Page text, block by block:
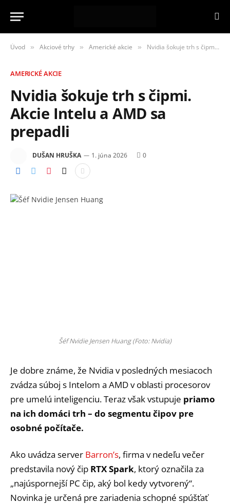
Úvod » Akciové trhy » Americké akcie » Nvidia šokuje trh s čipmi. Akcie Intelu a AMD sa prepadli
AMERICKÉ AKCIE
Nvidia šokuje trh s čipmi.
Akcie Intelu a AMD sa
prepadli
DUŠAN HRUŠKA 1. júna 2026 0
Šéf Nvidie Jensen Huang (Foto: Nvidia)
Je dobre známe, že Nvidia v posledných mesiacoch
zvádza súboj s Intelom a AMD v oblasti procesorov
pre umelú inteligenciu. Teraz však vstupuje priamo
na ich domáci trh – do segmentu čipov pre
osobné počítače.
Ako uvádza server Barron’s, firma v nedeľu večer
predstavila nový čip RTX Spark, ktorý označila za
„najúspornejší PC čip, aký bol kedy vytvorený“.
Novinka je určená pre zariadenia schopné spúšťať